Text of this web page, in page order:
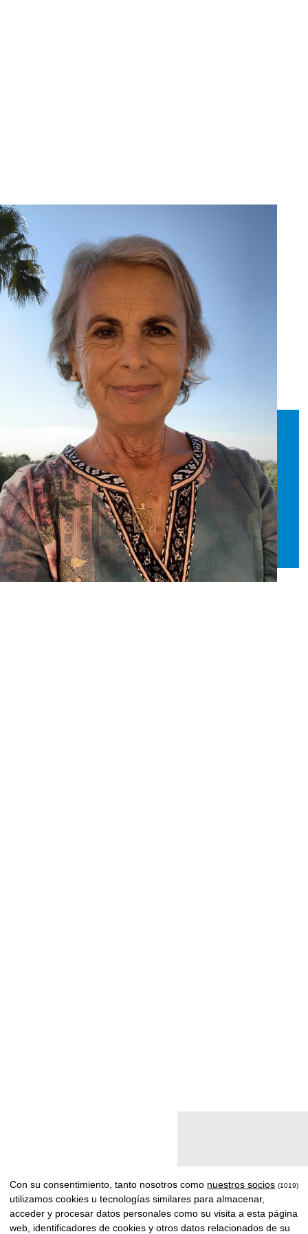
Con su consentimiento, tanto nosotros como nuestros socios (1019)
utilizamos cookies u tecnologías similares para almacenar,
acceder y procesar datos personales como su visita a esta página
web, identificadores de cookies y otros datos relacionados de su